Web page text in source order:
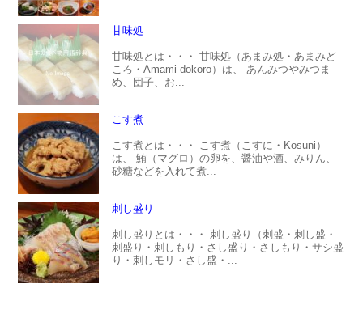
甘味処
甘味処とは・・・ 甘味処（あまみ処・あまみど
ころ・Amami dokoro）は、 あんみつやみつま
め、団子、お...
こす煮
こす煮とは・・・ こす煮（こすに・Kosuni）
は、 鮪（マグロ）の卵を、醤油や酒、みりん、
砂糖などを入れて煮...
刺し盛り
刺し盛りとは・・・ 刺し盛り（刺盛・刺し盛・
刺盛り・刺しもり・さし盛り・さしもり・サシ盛
り・刺しモリ・さし盛・...